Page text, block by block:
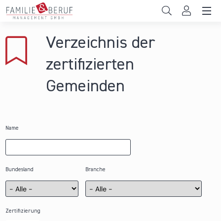
Direkt zum Inhalt
Gemeinden
Hochschulen
Verzeichnis der
zertifizierten
Gemeinden
Name
Bundesland Branche
Zertifizierung